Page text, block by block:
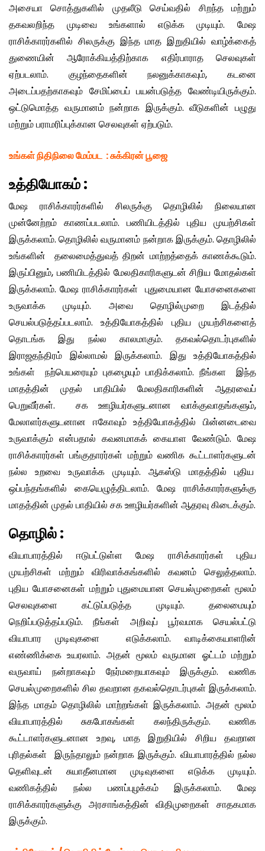
அசையா சொத்துகளில் முதலீடு செய்வதில் சிறந்த மற்றும்
தகவலறிந்த முடிவை உங்களால் எடுக்க முடியும். மேஷ
ராசிக்காரர்களில் சிலருக்கு இந்த மாத இறுதியில் வாழ்க்கைத்
துணையின் ஆரோக்கியத்திற்காக எதிர்பாராத செலவுகள்
ஏற்படலாம். குழந்தைகளின் நலனுக்காகவும், கடனை
அடைப்பதற்காகவும் சேமிப்பைப் பயன்படுத்த வேண்டியிருக்கும்.
ஒட்டுமொத்த வருமானம் நன்றாக இருக்கும். வீடுகளின் பழுது
மற்றும் பராமரிப்புக்கான செலவுகள் ஏற்படும்.
உங்கள் நிதிநிலை மேம்பட :சுக்கிரன் பூஜை
உத்தியோகம்:
மேஷ ராசிக்காரர்களில் சிலருக்கு தொழிலில் நிலையான
முன்னேற்றம் காணப்படலாம். பணியிடத்தில் புதிய முயற்சிகள்
இருக்கலாம். தொழிலில் வருமானம் நன்றாக இருக்கும். தொழிலில்
உங்களின் தலைமைத்துவத் திறன் மாற்றத்தைக் காணக்கூடும்.
இருப்பினும், பணியிடத்தில் மேலதிகாரிகளுடன் சிறிய மோதல்கள்
இருக்கலாம். மேஷ ராசிக்காரர்கள் புதுமையான யோசனைகளை
உருவாக்க முடியும். அவை தொழில்முறை இடத்தில்
செயல்படுத்தப்படலாம். உத்தியோகத்தில் புதிய முயற்சிகளைத்
தொடங்க இது நல்ல காலமாகும். தகவல்தொடர்புகளில்
இராஜதந்திரம் இல்லாமல் இருக்கலாம். இது உத்தியோகத்தில்
உங்கள் நற்பெயரையும் புகழையும் பாதிக்கலாம். நீங்கள இந்த
மாதத்தின் முதல் பாதியில் மேலதிகாரிகளின் ஆதரவைப்
பெறுவீர்கள். சக ஊழியர்களுடனான வாக்குவாதங்களும்,
மேலாளர்களுடனான ஈகோவும் உத்தியோகத்தில் பின்னடைவை
உருவாக்கும் என்பதால் கவனமாகக் கையாள வேண்டும். மேஷ
ராசிக்காரர்கள் பங்குதாரர்கள் மற்றும் வணிக கூட்டாளர்களுடன்
நல்ல உறவை உருவாக்க முடியும். ஆகஸ்டு மாதத்தில் புதிய
ஒப்பந்தங்களில் கையெழுத்திடலாம். மேஷ ராசிக்காரர்களுக்கு
மாதத்தின் முதல் பாதியில் சக ஊழியர்களின் ஆதரவு கிடைக்கும்.
தொழில்:
வியாபாரத்தில் ஈடுபட்டுள்ள மேஷ ராசிக்காரர்கள் புதிய
முயற்சிகள் மற்றும் விரிவாக்கங்களில் கவனம் செலுத்தலாம்.
புதிய யோசனைகள் மற்றும் புதுமையான செயல்முறைகள் மூலம்
செலவுகளை கட்டுப்படுத்த முடியும். தலைமையும்
நெறிப்படுத்தப்படும். நீங்கள் அறிவுப் பூர்வமாக செயல்பட்டு
வியாபார முடிவுகளை எடுக்கலாம். வாடிக்கையாளரின்
எண்ணிக்கை உயரலாம். அதன் மூலம் வருமான ஓட்டம் மற்றும்
வருவாய் நன்றாகவும் நேர்மறையாகவும் இருக்கும். வணிக
செயல்முறைகளில் சில தவறான தகவல்தொடர்புகள் இருக்கலாம்.
இந்த மாதம் தொழிலில் மாற்றங்கள் இருக்கலாம். அதன் மூலம்
வியாபாரத்தில் சுகபோகங்கள் கலந்திருக்கும். வணிக
கூட்டாளர்களுடனான உறவு, மாத இறுதியில் சிறிய தவறான
புரிதல்கள் இருந்தாலும் நன்றாக இருக்கும். வியாபாரத்தில் நல்ல
தெளிவுடன் சுயாதீனமான முடிவுகளை எடுக்க முடியும்.
வணிகத்தில் நல்ல பணப்புழக்கம் இருக்கலாம். மேஷ
ராசிக்காரர்களுக்கு அரசாங்கத்தின் விதிமுறைகள் சாதகமாக
இருக்கும்.